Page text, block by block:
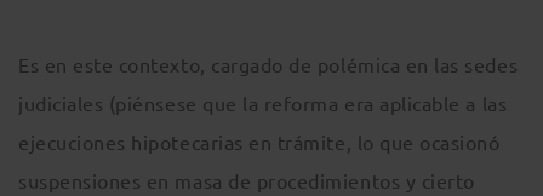
Es en este contexto, cargado de polémica en las sedes
judiciales (piénsese que la reforma era aplicable a las
ejecuciones hipotecarias en trámite, lo que ocasionó
suspensiones en masa de procedimientos y cierto